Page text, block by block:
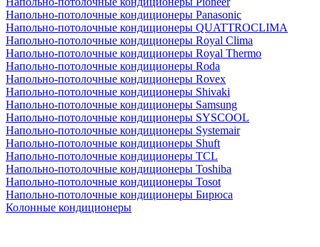
Напольно-потолочные кондиционеры Panasonic
Напольно-потолочные кондиционеры QUATTROCLIMA
Напольно-потолочные кондиционеры Royal Clima
Напольно-потолочные кондиционеры Royal Thermo
Напольно-потолочные кондиционеры Roda
Напольно-потолочные кондиционеры Rovex
Напольно-потолочные кондиционеры Shivaki
Напольно-потолочные кондиционеры Samsung
Напольно-потолочные кондиционеры SYSCOOL
Напольно-потолочные кондиционеры Systemair
Напольно-потолочные кондиционеры Shuft
Напольно-потолочные кондиционеры TCL
Напольно-потолочные кондиционеры Toshiba
Напольно-потолочные кондиционеры Tosot
Напольно-потолочные кондиционеры Бирюса
Колонные кондиционеры